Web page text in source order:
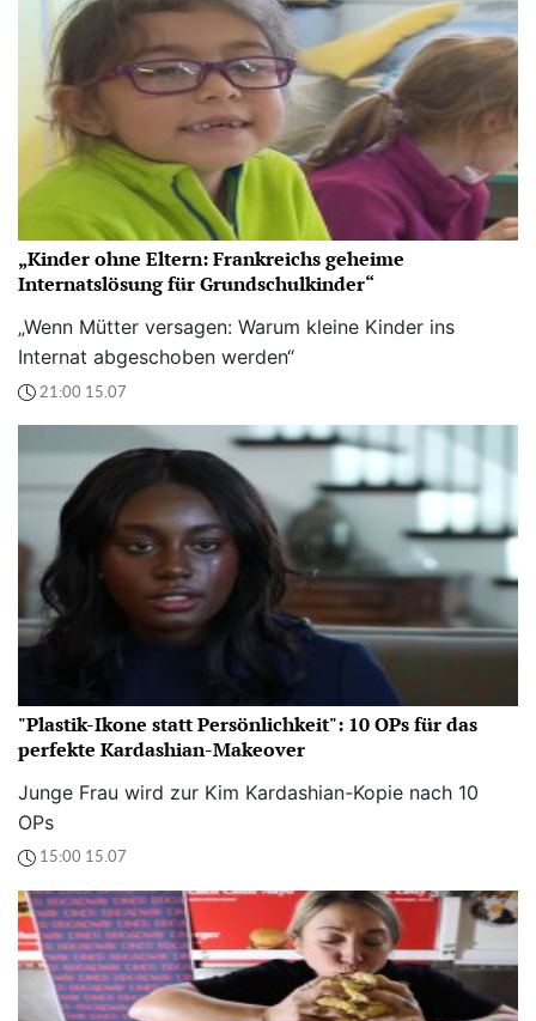
„Kinder ohne Eltern: Frankreichs geheime
Internatslösung für Grundschulkinder“
„Wenn Mütter versagen: Warum kleine Kinder ins
Internat abgeschoben werden“
21:00 15.07
"Plastik-Ikone statt Persönlichkeit": 10 OPs für das
perfekte Kardashian-Makeover
Junge Frau wird zur Kim Kardashian-Kopie nach 10
OPs
15:00 15.07